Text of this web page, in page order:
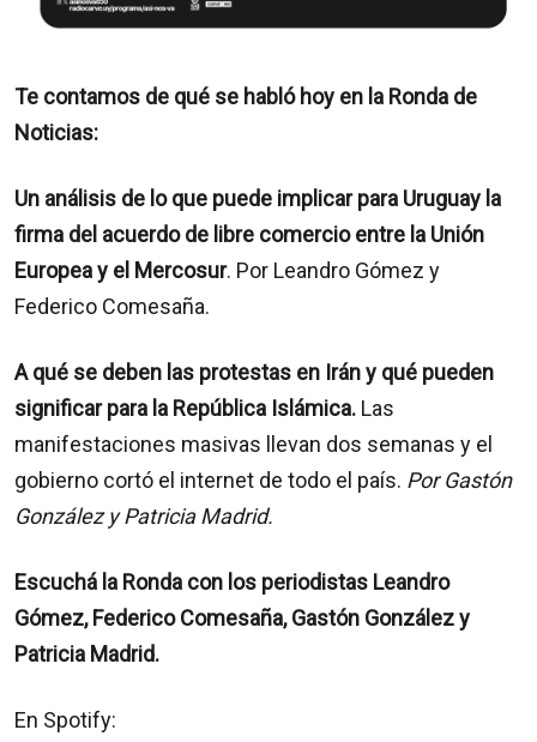
Te contamos de qué se habló hoy en la Ronda de
Noticias:
Un análisis de lo que puede implicar para Uruguay la
firma del acuerdo de libre comercio entre la Unión
Europea y el Mercosur. Por Leandro Gómez y
Federico Comesaña.
A qué se deben las protestas en Irán y qué pueden
significar para la República Islámica. Las
manifestaciones masivas llevan dos semanas y el
gobierno cortó el internet de todo el país. Por Gastón
González y Patricia Madrid.
Escuchá la Ronda con los periodistas Leandro
Gómez, Federico Comesaña, Gastón González y
Patricia Madrid.
En Spotify: